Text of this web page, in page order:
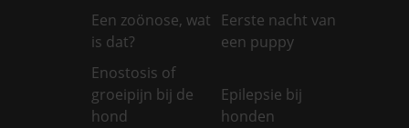
Een zoönose, wat
is dat?
Eerste nacht van
een puppy
Enostosis of
groeipijn bij de
hond
Epilepsie bij
honden